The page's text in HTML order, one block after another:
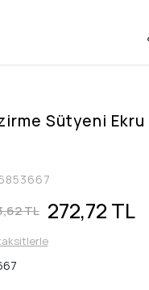
Sütyeni Ekru
TL 272,72 TL